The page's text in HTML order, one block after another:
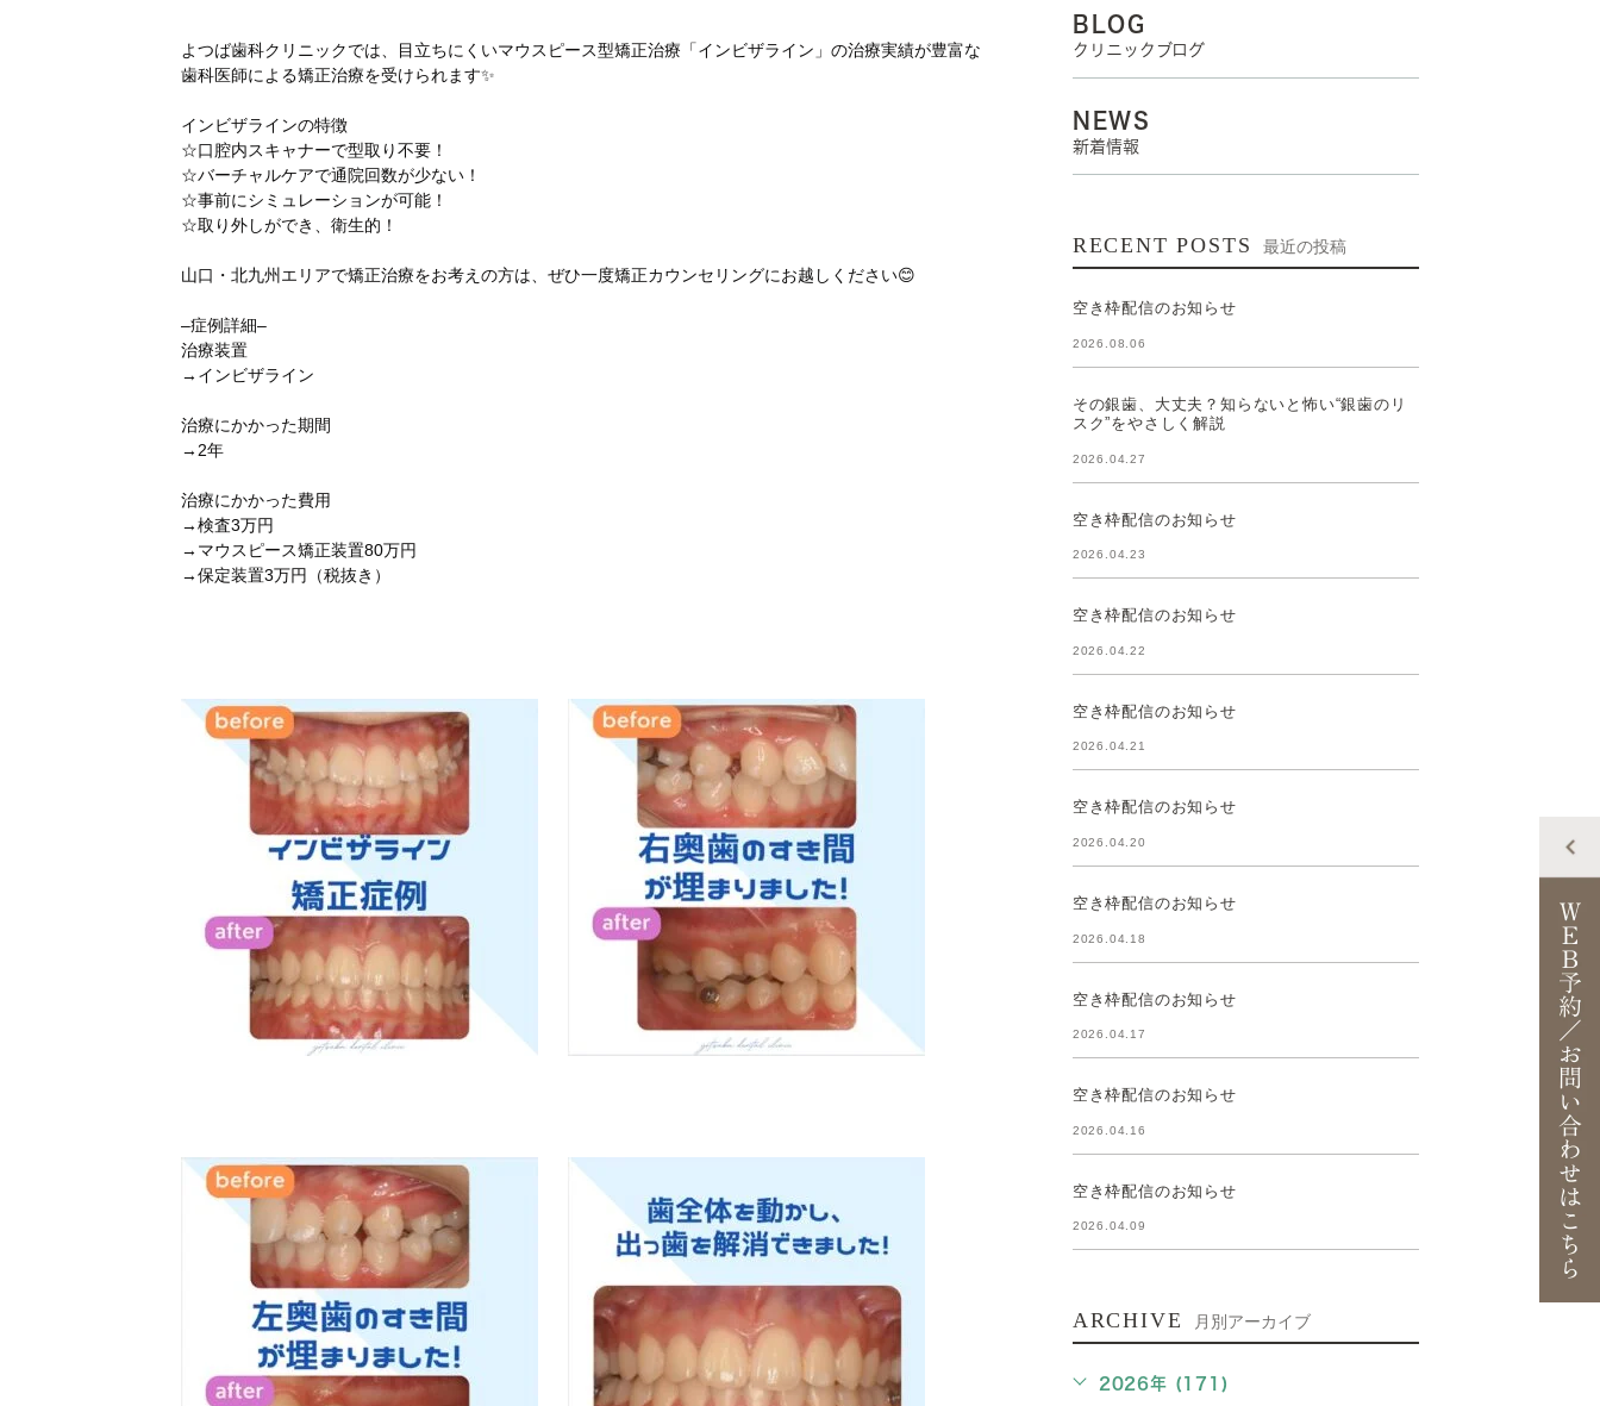
よつば歯科クリニックでは、目立ちにくいマウスピース型矯正治療「インビザライン」の治療実績が豊富な
歯科医師による矯正治療を受けられます✨
インビザラインの特徴
☆口腔内スキャナーで型取り不要！
☆バーチャルケアで通院回数が少ない！
☆事前にシミュレーションが可能！
☆取り外しができ、衛生的！
山口・北九州エリアで矯正治療をお考えの方は、ぜひ一度矯正カウンセリングにお越しください😊
–症例詳細–
治療装置
→インビザライン
治療にかかった期間
→2年
治療にかかった費用
→検査3万円
→マウスピース矯正装置80万円
→保定装置3万円（税抜き）
BLOG
クリニックブログ
NEWS
新着情報
RECENT POSTS 最近の投稿
空き枠配信のお知らせ
2026.08.06
その銀歯、大丈夫？知らないと怖い“銀歯のリ
スク”をやさしく解説
2026.04.27
空き枠配信のお知らせ
2026.04.23
空き枠配信のお知らせ
2026.04.22
空き枠配信のお知らせ
2026.04.21
空き枠配信のお知らせ
2026.04.20
空き枠配信のお知らせ
2026.04.18
空き枠配信のお知らせ
2026.04.17
空き枠配信のお知らせ
2026.04.16
空き枠配信のお知らせ
2026.04.09
ARCHIVE 月別アーカイブ
2026年 (171)